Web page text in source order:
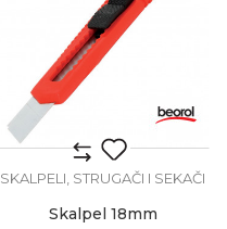
SKALPELI, STRUGAČI I SEKAČI
Skalpel 18mm